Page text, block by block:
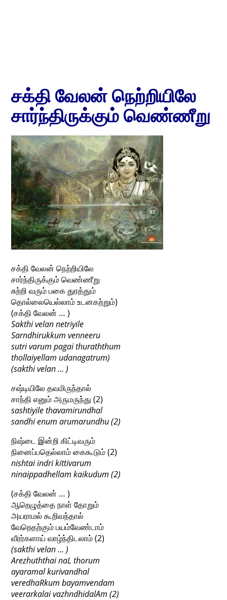
சக்தி வேலன் நெற்றியிலே
சார்ந்திருக்கும் வெண்ணீறு
சக்தி வேலன் நெற்றியிலே
சார்ந்திருக்கும் வெண்ணீறு
சுற்றி வரும் பகை துரத்தும்
தொல்லையெல்லாம் உடனகற்றும்)
(சக்தி வேலன் … )
Sakthi velan netriyile
Sarndhirukkum venneeru
sutri varum pagai thuraththum
thollaiyellam udanagatrum)
(sakthi velan … )
சஷ்டியிலே தவமிருந்தால்
சாந்தி எனும் அருமருந்து (2)
sashtiyile thavamirundhal
sandhi enum arumarundhu (2)
நிஷ்டை இன்றி கிட்டிவரும்
நினைப்பதெல்லாம் கைகூடும் (2)
nishtai indri kittivarum
ninaippadhellam kaikudum (2)
(சக்தி வேலன் … )
ஆறெழுத்தை நாள் தோறும்
அயராமல் கூறிவந்தால்
வேறெதற்கும் பயம்வேண்டாம்
வீரர்களாய் வாழ்ந்திடலாம் (2)
(sakthi velan … )
Arezhuththai naL thorum
ayaramal kurivandhal
veredhaRkum bayamvendam
veerarkalai vazhndhidalAm (2)